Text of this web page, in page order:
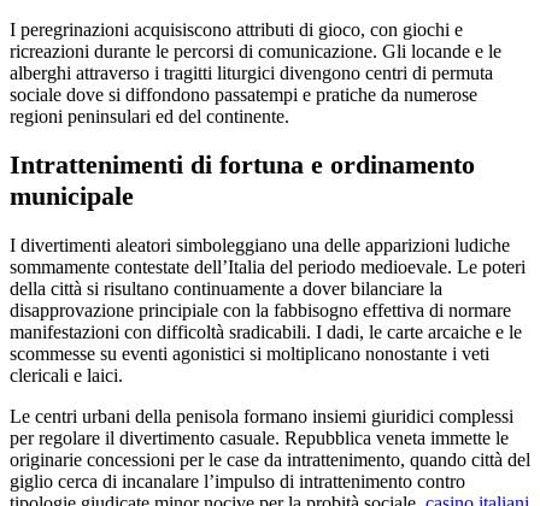
I peregrinazioni acquisiscono attributi di gioco, con giochi e
ricreazioni durante le percorsi di comunicazione. Gli locande e le
alberghi attraverso i tragitti liturgici divengono centri di permuta
sociale dove si diffondono passatempi e pratiche da numerose
regioni peninsulari ed del continente.
Intrattenimenti di fortuna e ordinamento
municipale
I divertimenti aleatori simboleggiano una delle apparizioni ludiche
sommamente contestate dell’Italia del periodo medioevale. Le poteri
della città si risultano continuamente a dover bilanciare la
disapprovazione principiale con la fabbisogno effettiva di normare
manifestazioni con difficoltà sradicabili. I dadi, le carte arcaiche e le
scommesse su eventi agonistici si moltiplicano nonostante i veti
clericali e laici.
Le centri urbani della penisola formano insiemi giuridici complessi
per regolare il divertimento casuale. Repubblica veneta immette le
originarie concessioni per le case da intrattenimento, quando città del
giglio cerca di incanalare l’impulso di intrattenimento contro